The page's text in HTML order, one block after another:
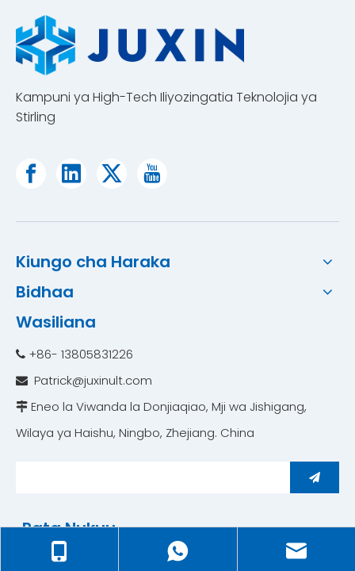
Kampuni ya High-Tech Iliyozingatia Teknolojia ya
Stirling
Kiungo cha Haraka
Bidhaa
Wasiliana
 +86- 13805831226
 Patrick@juxinult.com
 Eneo la Viwanda la Donjiaqiao, Mji wa Jishigang,
Wilaya ya Haishu, Ningbo, Zhejiang. China
Pata Nukuu